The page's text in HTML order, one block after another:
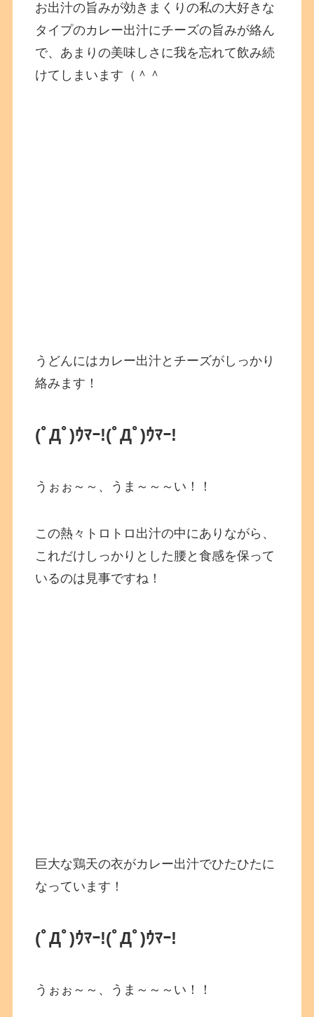
お出汁の旨みが効きまくりの私の大好きな
タイプのカレー出汁にチーズの旨みが絡ん
で、あまりの美味しさに我を忘れて飲み続
けてしまいます（＾＾
うどんにはカレー出汁とチーズがしっかり
絡みます！
(ﾟДﾟ)ｳﾏｰ!(ﾟДﾟ)ｳﾏｰ!
うぉぉ～～、うま～～～い！！
この熱々トロトロ出汁の中にありながら、
これだけしっかりとした腰と食感を保って
いるのは見事ですね！
巨大な鶏天の衣がカレー出汁でひたひたに
なっています！
(ﾟДﾟ)ｳﾏｰ!(ﾟДﾟ)ｳﾏｰ!
うぉぉ～～、うま～～～い！！